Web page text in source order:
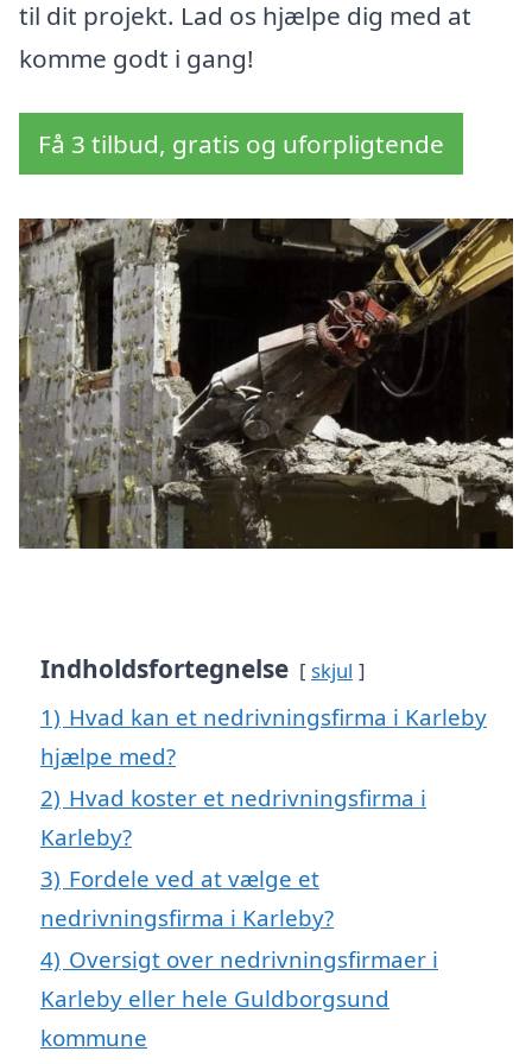
til dit projekt. Lad os hjælpe dig med at
komme godt i gang!
Få 3 tilbud, gratis og uforpligtende
Indholdsfortegnelse skjul
1) Hvad kan et nedrivningsfirma i Karleby
hjælpe med?
2) Hvad koster et nedrivningsfirma i
Karleby?
3) Fordele ved at vælge et
nedrivningsfirma i Karleby?
4) Oversigt over nedrivningsfirmaer i
Karleby eller hele Guldborgsund
kommune